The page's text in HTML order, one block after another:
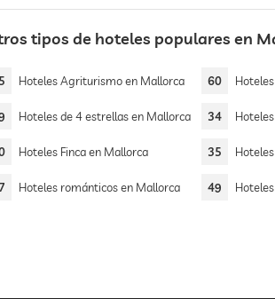
tipos de hoteles populares en
Hoteles Agriturismo en Mallorca 60
Hoteles de 4 estrellas en Mallorca 34
Hoteles Finca en Mallorca 35
Hoteles románticos en Mallorca 49